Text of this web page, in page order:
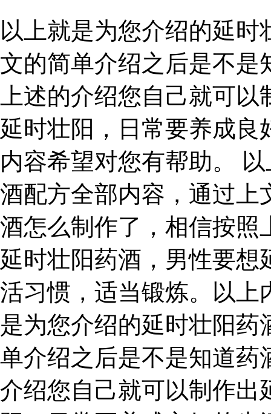
以上就是为您介绍的延
文的简单介绍之后是不是
上述的介绍您自己就可
延时壮阳，日常要养成良
内容希望对您有帮助。
酒配方全部内容，通过上
酒怎么制作了，相信按照
延时壮阳药酒，男性要想
活习惯，适当锻炼。以上
是为您介绍的延时壮阳
单介绍之后是不是知道药
介绍您自己就可以制作出